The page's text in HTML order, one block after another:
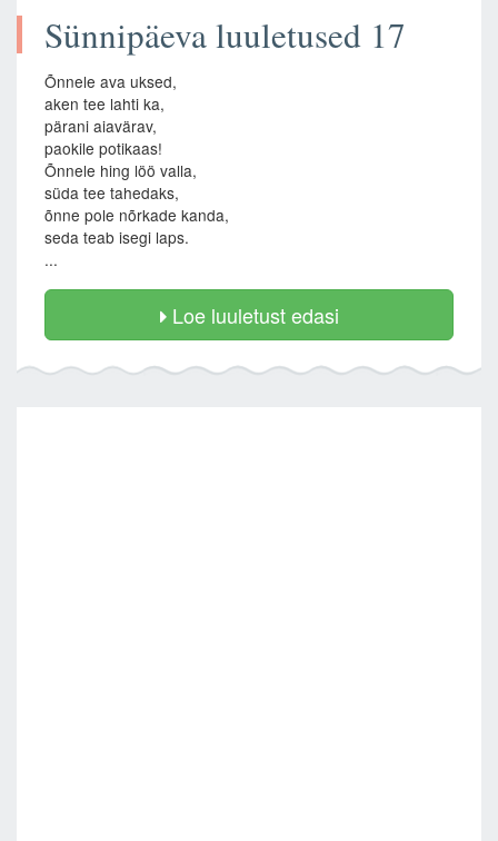
Sünnipäeva luuletused 17
Õnnele ava uksed,
aken tee lahti ka,
pärani aiavärav,
paokile potikaas!
Õnnele hing löö valla,
süda tee tahedaks,
õnne pole nõrkade kanda,
seda teab isegi laps.
...
Loe luuletust edasi